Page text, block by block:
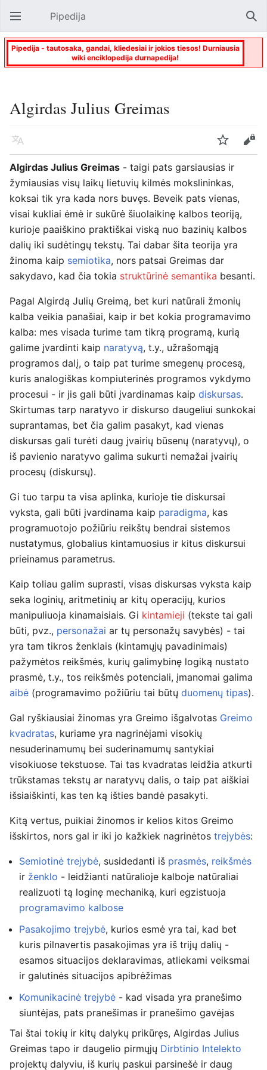
Atverti pagrindinį meniu Pipedija
Pipedija - tautosaka, gandai, kliedesiai ir jokios tiesos! Durniausia
wiki enciklopedija durnapedija!
Algirdas Julius Greimas
Kalba Stebėti
Keisti
Algirdas Julius Greimas - taigi pats garsiausias ir
žymiausias visų laikų lietuvių kilmės mokslininkas,
koksai tik yra kada nors buvęs. Beveik pats vienas,
visai kukliai ėmė ir sukūrė šiuolaikinę kalbos teoriją,
kurioje paaiškino praktiškai viską nuo bazinių kalbos
dalių iki sudėtingų tekstų. Tai dabar šita teorija yra
žinoma kaip semiotika, nors patsai Greimas dar
sakydavo, kad čia tokia struktūrinė semantika besanti.
Pagal Algirdą Julių Greimą, bet kuri natūrali žmonių
kalba veikia panašiai, kaip ir bet kokia programavimo
kalba: mes visada turime tam tikrą programą, kurią
galime įvardinti kaip naratyvą, t.y., užrašomąją
programos dalį, o taip pat turime smegenų procesą,
kuris analogiškas kompiuterinės programos vykdymo
procesui - ir jis gali būti įvardinamas kaip diskursas.
Skirtumas tarp naratyvo ir diskurso daugeliui sunkokai
suprantamas, bet čia galim pasakyt, kad vienas
diskursas gali turėti daug įvairių būsenų (naratyvų), o
iš pavienio naratyvo galima sukurti nemažai įvairių
procesų (diskursų).
Gi tuo tarpu ta visa aplinka, kurioje tie diskursai
vyksta, gali būti įvardinama kaip paradigma, kas
programuotojo požiūriu reikštų bendrai sistemos
nustatymus, globalius kintamuosius ir kitus diskursui
prieinamus parametrus.
Kaip toliau galim suprasti, visas diskursas vyksta kaip
seka loginių, aritmetinių ar kitų operacijų, kurios
manipuliuoja kinamaisiais. Gi kintamieji (tekste tai gali
būti, pvz., personažai ar tų personažų savybės) - tai
yra tam tikros ženklais (kintamųjų pavadinimais)
pažymėtos reikšmės, kurių galimybinę logiką nustato
prasmė, t.y., tos reikšmės potenciali, įmanomai galima
aibė (programavimo požiūriu tai būtų duomenų tipas).
Gal ryškiausiai žinomas yra Greimo išgalvotas Greimo
kvadratas, kuriame yra nagrinėjami visokių
nesuderinamumų bei suderinamumų santykiai
visokiuose tekstuose. Tai tas kvadratas leidžia atkurti
trūkstamas tekstų ar naratyvų dalis, o taip pat aiškiai
išsiaiškinti, kas ten ką išties bandė pasakyti.
Kitą vertus, puikiai žinomos ir kelios kitos Greimo
išskirtos, nors gal ir iki jo kažkiek nagrinėtos trejybės:
Semiotinė trejybė, susidedanti iš prasmės, reikšmės
ir ženklo - leidžianti natūralioje kalboje natūraliai
realizuoti tą loginę mechaniką, kuri egzistuoja
programavimo kalbose
Pasakojimo trejybė, kurios esmė yra tai, kad bet
kuris pilnavertis pasakojimas yra iš trijų dalių -
esamos situacijos deklaravimas, atliekami veiksmai
ir galutinės situacijos apibrėžimas
Komunikacinė trejybė - kad visada yra pranešimo
siuntėjas, pats pranešimas ir pranešimo gavėjas
Tai štai tokių ir kitų dalykų prikūręs, Algirdas Julius
Greimas tapo ir daugelio pirmųjų Dirbtinio Intelekto
projektų dalyviu, iš kurių paskui parsinešė ir daug